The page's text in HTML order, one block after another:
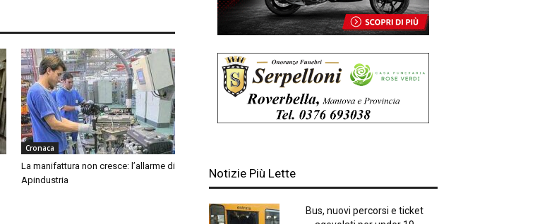
Cronaca
La manifattura non cresce: l’allarme di
Apindustria
Notizie Più Lette
Bus, nuovi percorsi e ticket